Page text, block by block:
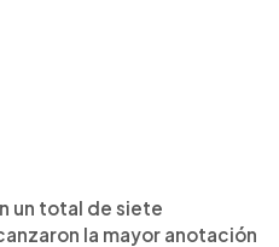
un total de siete
la mayor anotación